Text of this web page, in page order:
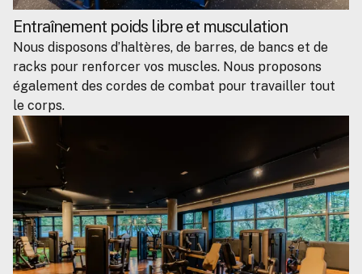
Entraînement poids libre et musculation
Nous disposons d’haltères, de barres, de bancs et de
racks pour renforcer vos muscles. Nous proposons
également des cordes de combat pour travailler tout
le corps.